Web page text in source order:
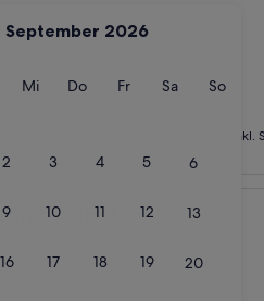
September 2026
MiMittwoch
DoDonnerstag
FrFreitag
SaSamstag
So
2 3 4 5 6
9 10 11 12 13
16 17 18 19 20
sehr
by UHG